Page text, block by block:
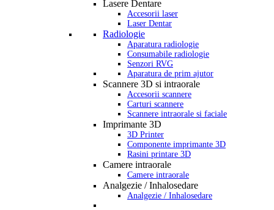
Lasere Dentare
Accesorii laser
Laser Dentar
Radiologie
Aparatura radiologie
Consumabile radiologie
Senzori RVG
Aparatura de prim ajutor
Scannere 3D si intraorale
Accesorii scannere
Carturi scannere
Scannere intraorale si faciale
Imprimante 3D
3D Printer
Componente imprimante 3D
Rasini printare 3D
Camere intraorale
Camere intraorale
Analgezie / Inhalosedare
Analgezie / Inhalosedare